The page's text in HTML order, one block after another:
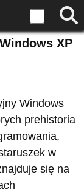
XP
Windows
prehistoria
w
się na